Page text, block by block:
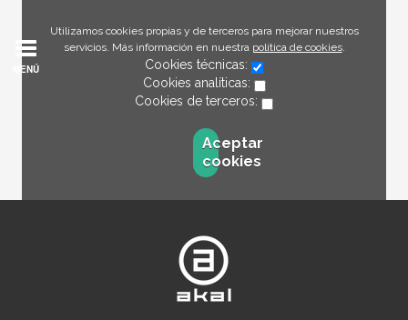
Utilizamos cookies propias y de terceros para mejorar nuestros
servicios. Más información en nuestra política de cookies.
Cookies técnicas:
Cookies analíticas:
Cookies de terceros:
Aceptar
cookies
MENÚ